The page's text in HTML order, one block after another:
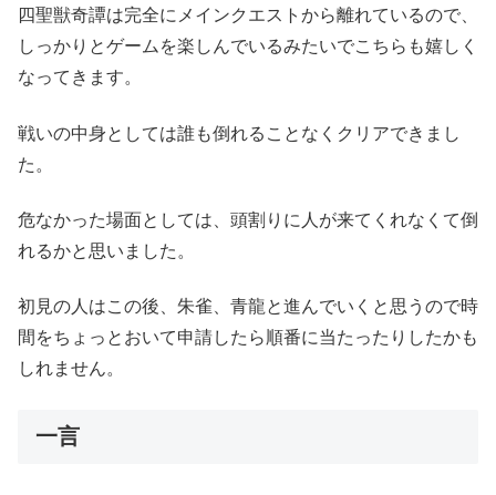
四聖獣奇譚は完全にメインクエストから離れているので、
しっかりとゲームを楽しんでいるみたいでこちらも嬉しく
なってきます。
戦いの中身としては誰も倒れることなくクリアできまし
た。
危なかった場面としては、頭割りに人が来てくれなくて倒
れるかと思いました。
初見の人はこの後、朱雀、青龍と進んでいくと思うので時
間をちょっとおいて申請したら順番に当たったりしたかも
しれません。
一言